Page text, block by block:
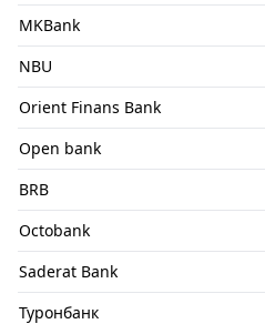
MKBank
NBU
Orient Finans Bank
Open bank
BRB
Octobank
Saderat Bank
Туронбанк